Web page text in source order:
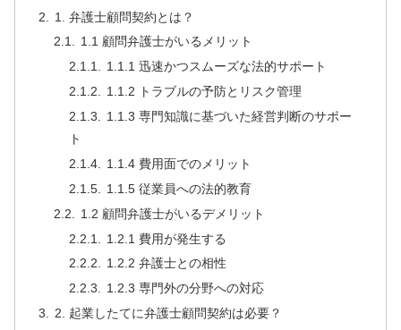
1. 弁護士顧問契約とは？
1.1 顧問弁護士がいるメリット
1.1.1 迅速かつスムーズな法的サポート
1.1.2 トラブルの予防とリスク管理
1.1.3 専門知識に基づいた経営判断のサポー
ト
1.1.4 費用面でのメリット
1.1.5 従業員への法的教育
1.2 顧問弁護士がいるデメリット
1.2.1 費用が発生する
1.2.2 弁護士との相性
1.2.3 専門外の分野への対応
2. 起業したてに弁護士顧問契約は必要？